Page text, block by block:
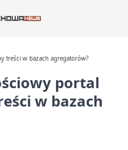
treści w bazach agregatorów?
portal
w bazach